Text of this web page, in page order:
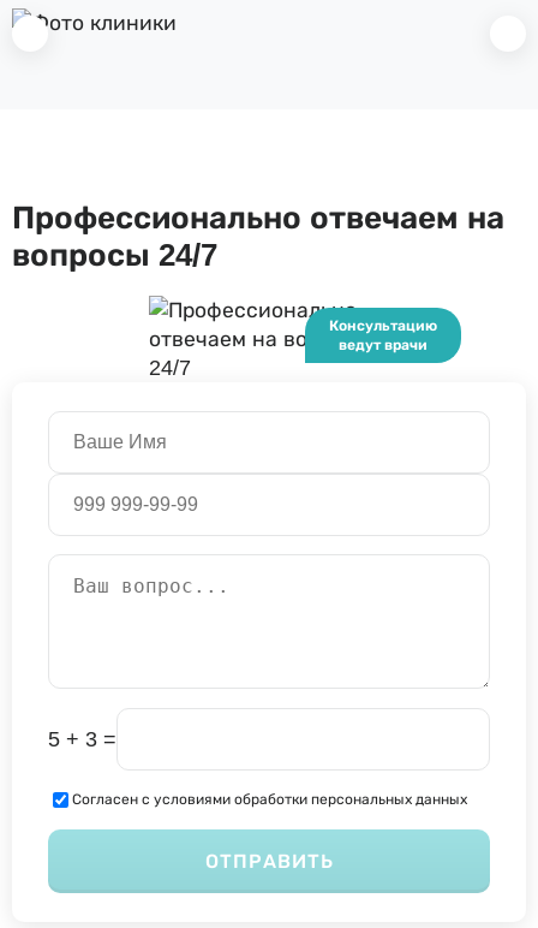
Профессионально отвечаем на
вопросы 24/7
5 + 3 =
Согласен с условиями обработки персональных данных
ОТПРАВИТЬ